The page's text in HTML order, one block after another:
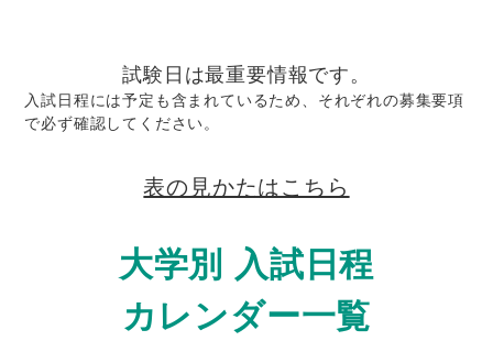
試験日は最重要情報です。
入試日程には予定も含まれているため、それぞれの募集要項
で必ず確認してください。
表の見かたはこちら
大学別 入試日程
カレンダー一覧